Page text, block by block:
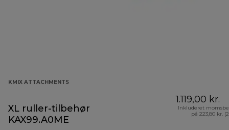
KMIX ATTACHMENTS
XL ruller-tilbehør
KAX99.A0ME
1.119,00 kr.
Inkluderet
på 223,80 kr.